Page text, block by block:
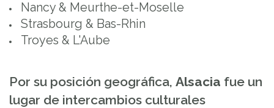
Nancy & Meurthe-et-Moselle
Strasbourg & Bas-Rhin
Troyes & L'Aube
Por su posición geográfica, Alsacia fue un
lugar de intercambios culturales